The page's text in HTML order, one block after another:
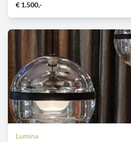
€ 1.500,-
Lumina